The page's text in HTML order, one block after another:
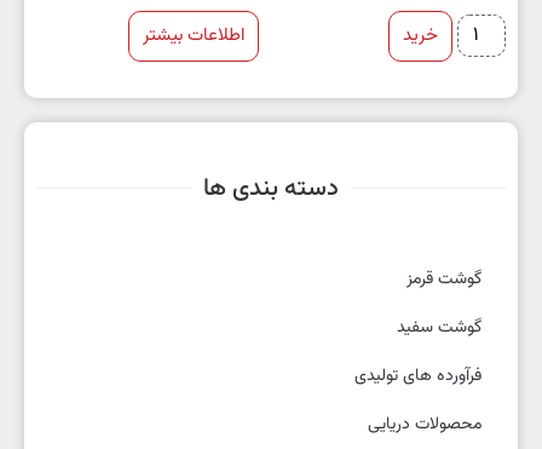
دسته بندی ها
گوشت قرمز
گوشت سفید
فرآورده های تولیدی
محصولات دریایی
خرید اطلاعات بیشتر